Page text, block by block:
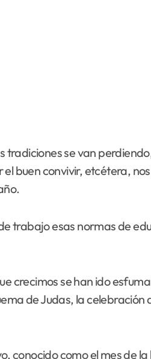
tradiciones se van
buen convivir, etcétera,
trabajo esas normas de
crecimos se han ido
de Judas, la celebración
conocido como el mes de